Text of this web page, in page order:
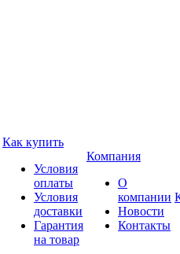
Как купить
Условия
оплаты
Условия
доставки
Гарантия
на товар
Компания
О
компании
Новости
Контакты